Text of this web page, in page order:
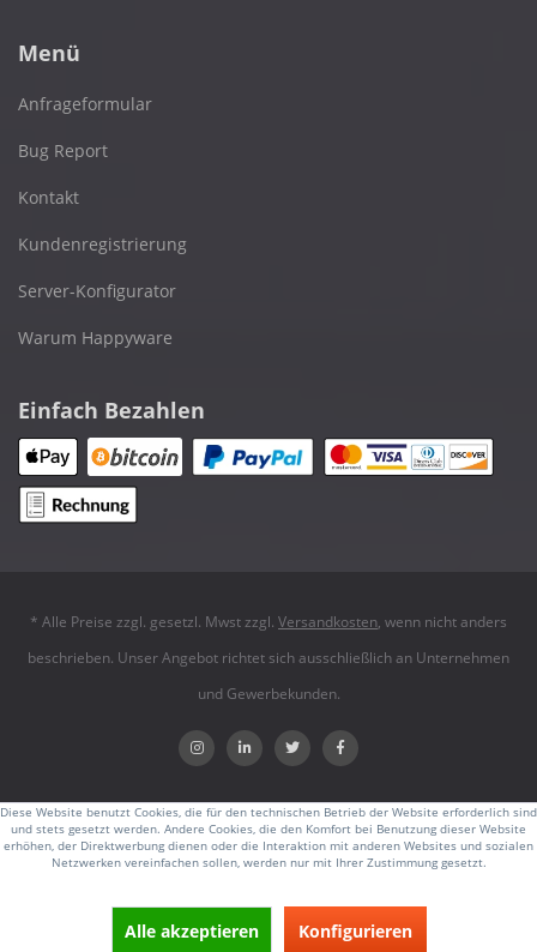
Menü
Anfrageformular
Bug Report
Kontakt
Kundenregistrierung
Server-Konfigurator
Warum Happyware
Einfach Bezahlen
* Alle Preise zzgl. gesetzl. Mwst zzgl. Versandkosten, wenn nicht anders
beschrieben. Unser Angebot richtet sich ausschließlich an Unternehmen
und Gewerbekunden.
Diese Website benutzt Cookies, die für den technischen Betrieb der Website erforderlich sind
und stets gesetzt werden. Andere Cookies, die den Komfort bei Benutzung dieser Website
erhöhen, der Direktwerbung dienen oder die Interaktion mit anderen Websites und sozialen
Netzwerken vereinfachen sollen, werden nur mit Ihrer Zustimmung gesetzt.
Alle akzeptieren Konfigurieren